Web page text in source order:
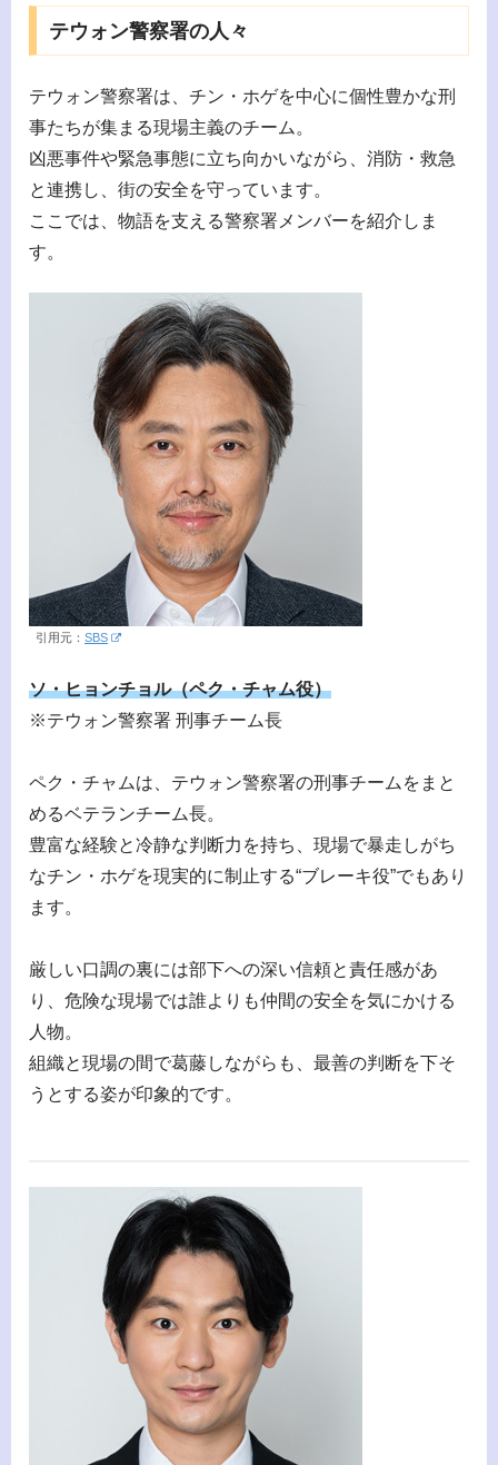
テウォン警察署の人々
テウォン警察署は、チン・ホゲを中心に個性豊かな刑
事たちが集まる現場主義のチーム。
凶悪事件や緊急事態に立ち向かいながら、消防・救急
と連携し、街の安全を守っています。
ここでは、物語を支える警察署メンバーを紹介しま
す。
引用元： SBS
ソ・ヒョンチョル（ペク・チャム役）
※テウォン警察署 刑事チーム長
ペク・チャムは、テウォン警察署の刑事チームをまと
めるベテランチーム長。
豊富な経験と冷静な判断力を持ち、現場で暴走しがち
なチン・ホゲを現実的に制止する“ブレーキ役”でもあり
ます。
厳しい口調の裏には部下への深い信頼と責任感があ
り、危険な現場では誰よりも仲間の安全を気にかける
人物。
組織と現場の間で葛藤しながらも、最善の判断を下そ
うとする姿が印象的です。